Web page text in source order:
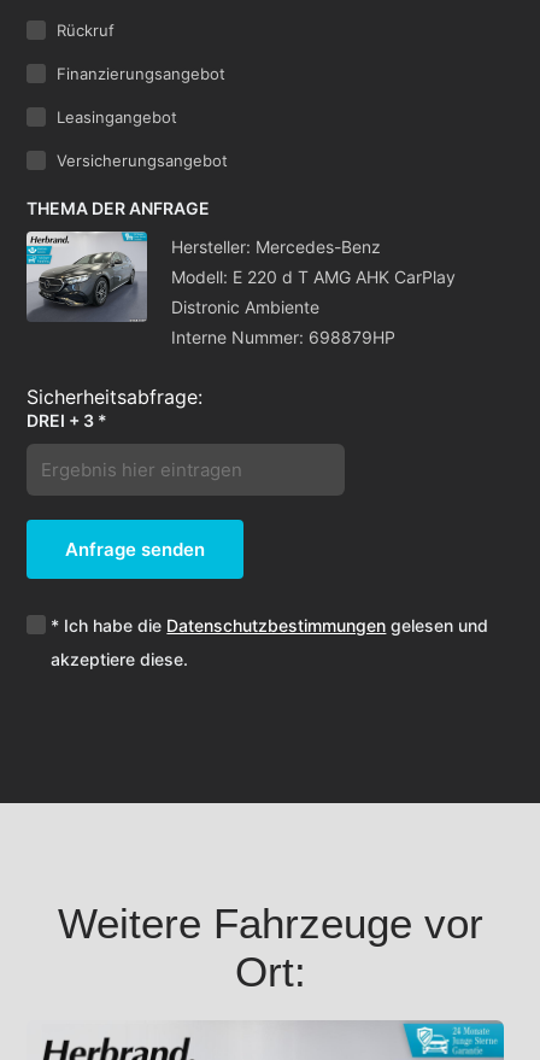
Rückruf
Finanzierungsangebot
Leasingangebot
Versicherungsangebot
THEMA DER ANFRAGE
Hersteller: Mercedes-Benz
Modell: E 220 d T AMG AHK CarPlay
Distronic Ambiente
Interne Nummer: 698879HP
DREI + 3 *
Anfrage senden
* Ich habe die Datenschutzbestimmungen gelesen und
akzeptiere diese.
Weitere Fahrzeuge vor
Ort: